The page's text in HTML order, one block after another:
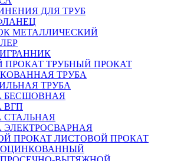
ДЛЯ ТРУБ
МЕТАЛЛИЧЕСКИЙ
ТРУБНЫЙ ПРОКАТ
ТРУБА
ТРУБА
БЕСШОВНАЯ
ВГП
СТАЛЬНАЯ
ЭЛЕКТРОСВАРНАЯ
ЛИСТОВОЙ ПРОКАТ
ОЦИНКОВАННЫЙ